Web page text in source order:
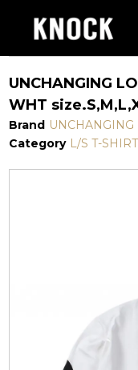
UNCHANGING
WHT
Brand UNCHANGING
Category L/S T-